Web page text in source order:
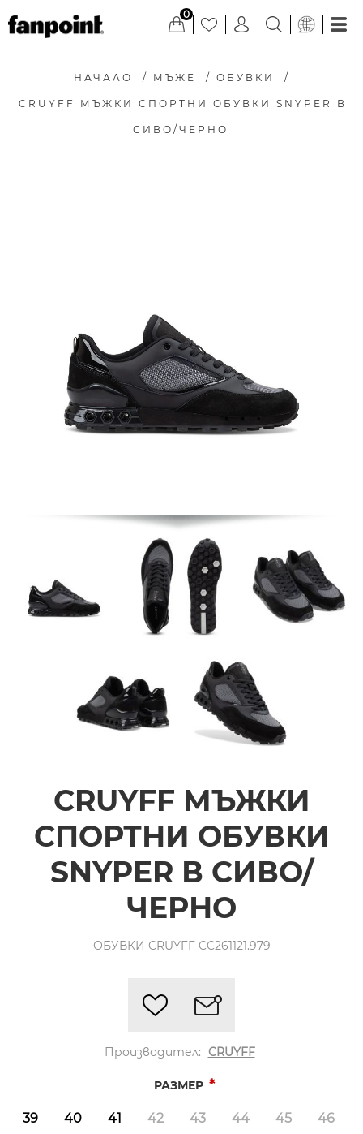
0
НАЧАЛО / МЪЖЕ / ОБУВКИ /
CRUYFF МЪЖКИ СПОРТНИ ОБУВКИ SNYPER В
СИВО/ЧЕРНО
CRUYFF МЪЖКИ
СПОРТНИ ОБУВКИ
SNYPER В СИВО/
ЧЕРНО
ОБУВКИ CRUYFF CC261121.979
Производител: CRUYFF
РАЗМЕР *
39 40 41 42 43 44 45 46